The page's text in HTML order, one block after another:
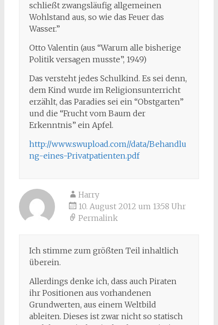
schließt zwangsläufig allgemeinen
Wohlstand aus, so wie das Feuer das
Wasser.”
Otto Valentin (aus “Warum alle bisherige
Politik versagen musste”, 1949)
Das versteht jedes Schulkind. Es sei denn,
dem Kind wurde im Religionsunterricht
erzählt, das Paradies sei ein “Obstgarten”
und die “Frucht vom Baum der
Erkenntnis” ein Apfel.
http://www.swupload.com//data/Behandlu
ng-eines-Privatpatienten.pdf
Harry
10. August 2012 um 13:58 Uhr
Permalink
Ich stimme zum größten Teil inhaltlich
überein.
Allerdings denke ich, dass auch Piraten
ihr Positionen aus vorhandenen
Grundwerten, aus einem Weltbild
ableiten. Dieses ist zwar nicht so statisch